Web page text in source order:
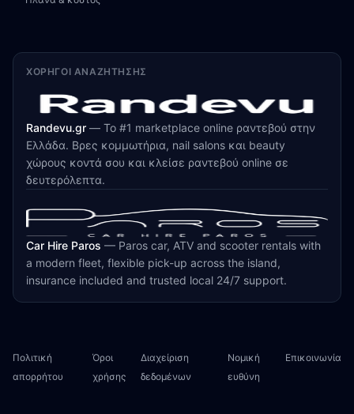
ΧΟΡΗΓΟΊ ΑΝΑΖΉΤΗΣΗΣ
Randevu.gr — Το #1 marketplace online ραντεβού στην
Ελλάδα. Βρες κομμωτήρια, nail salons και beauty
χώρους κοντά σου και κλείσε ραντεβού online σε
δευτερόλεπτα.
Car Hire Paros — Paros car, ATV and scooter rentals with
a modern fleet, flexible pick-up across the island,
insurance included and trusted local 24/7 support.
Πολιτική
απορρήτου
Όροι
χρήσης
Διαχείριση
δεδομένων
Νομική
ευθύνη
Επικοινωνία